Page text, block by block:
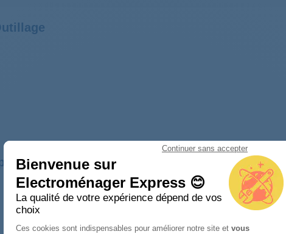
Continuer sans accepter
Bienvenue sur
Electroménager Express 😊
La qualité de votre expérience dépend de vos
choix
Plateforme de Gestion du
Ces cookies sont indispensables pour améliorer notre site et vous
remplacées
Pinces 1 2 ronde courts 200 mm
195a.20cpe 195A.20CPE
Pince à denuder avec coupe-fil
194a.17cpe 194A.17CPE